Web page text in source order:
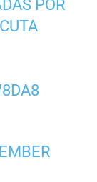
POR